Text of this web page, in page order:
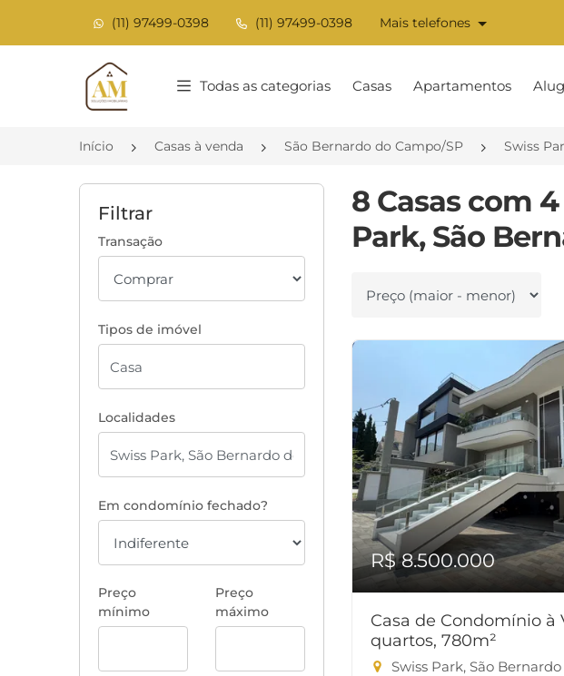
(11) 97499-0398 (11) 97499-0398 Mais telefones
Página inicial
Todas as categorias Casas Apartamentos
Início Casas à venda São Bernardo do Campo/SP Swiss
Filtrar
Transação
Tipos de imóvel
Localidades
Em condomínio fechado?
Preço
mínimo
Preço
máximo
8 Casas com
Park, São
Ordenar por
R$ 8.500.000
Casa de Condomínio à
quartos, 780m²
Swiss Park, São